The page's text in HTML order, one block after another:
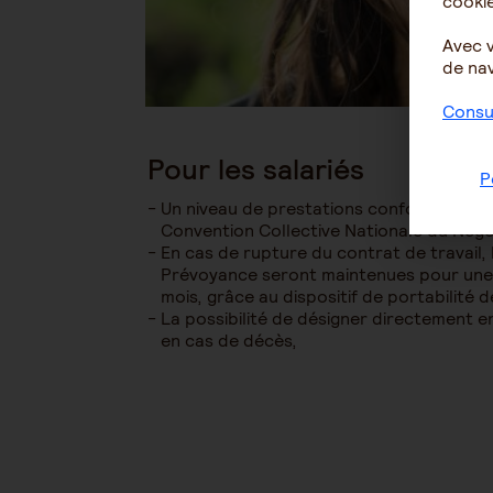
Pour les salariés
Un niveau de prestations conforme à
Convention Collective Nationale du
En cas de rupture du contrat de travail,
Prévoyance seront maintenues pour
mois, grâce au dispositif de portabilité
La possibilité de désigner directement
en cas de décès,
Avec
de